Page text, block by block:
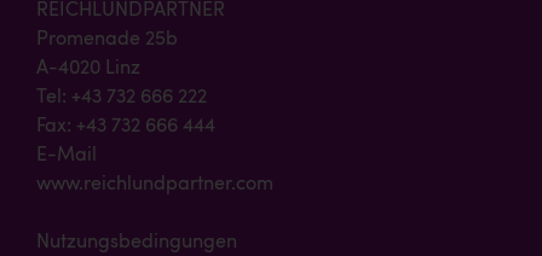
REICHLUNDPARTNER
Promenade 25b
A-4020 Linz
Tel: +43 732 666 222
Fax: +43 732 666 444
E-Mail
www.reichlundpartner.com
Nutzungsbedingungen